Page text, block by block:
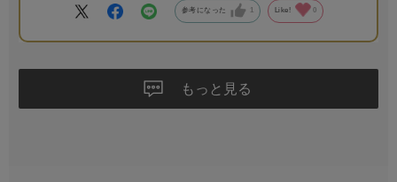
参考になった 1 Like! 0
もっと見る